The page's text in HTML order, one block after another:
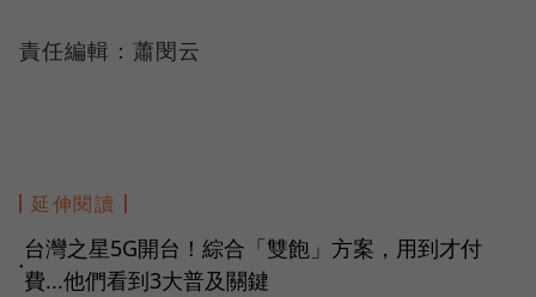
責任編輯：蕭閔云
延伸閱讀
●
台灣之星5G開台！綜合「雙飽」方案，用到才付
費...他們看到3大普及關鍵